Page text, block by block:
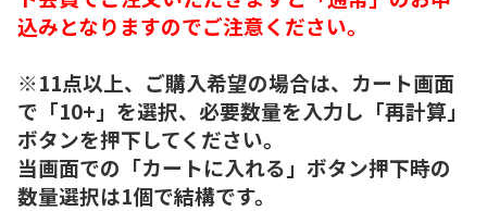
込みとなりますのでご注意ください。
※11点以上、ご購入希望の場合は、カート画面
で「10+」を選択、必要数量を入力し「再計算」
ボタンを押下してください。
当画面での「カートに入れる」ボタン押下時の
数量選択は1個で結構です。